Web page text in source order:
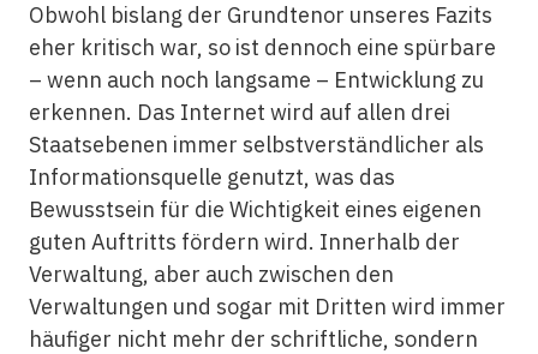
Obwohl bislang der Grundtenor unseres Fazits
eher kritisch war, so ist dennoch eine spürbare
– wenn auch noch langsame – Entwicklung zu
erkennen. Das Internet wird auf allen drei
Staatsebenen immer selbstverständlicher als
Informationsquelle genutzt, was das
Bewusstsein für die Wichtigkeit eines eigenen
guten Auftritts fördern wird. Innerhalb der
Verwaltung, aber auch zwischen den
Verwaltungen und sogar mit Dritten wird immer
häufiger nicht mehr der schriftliche, sondern